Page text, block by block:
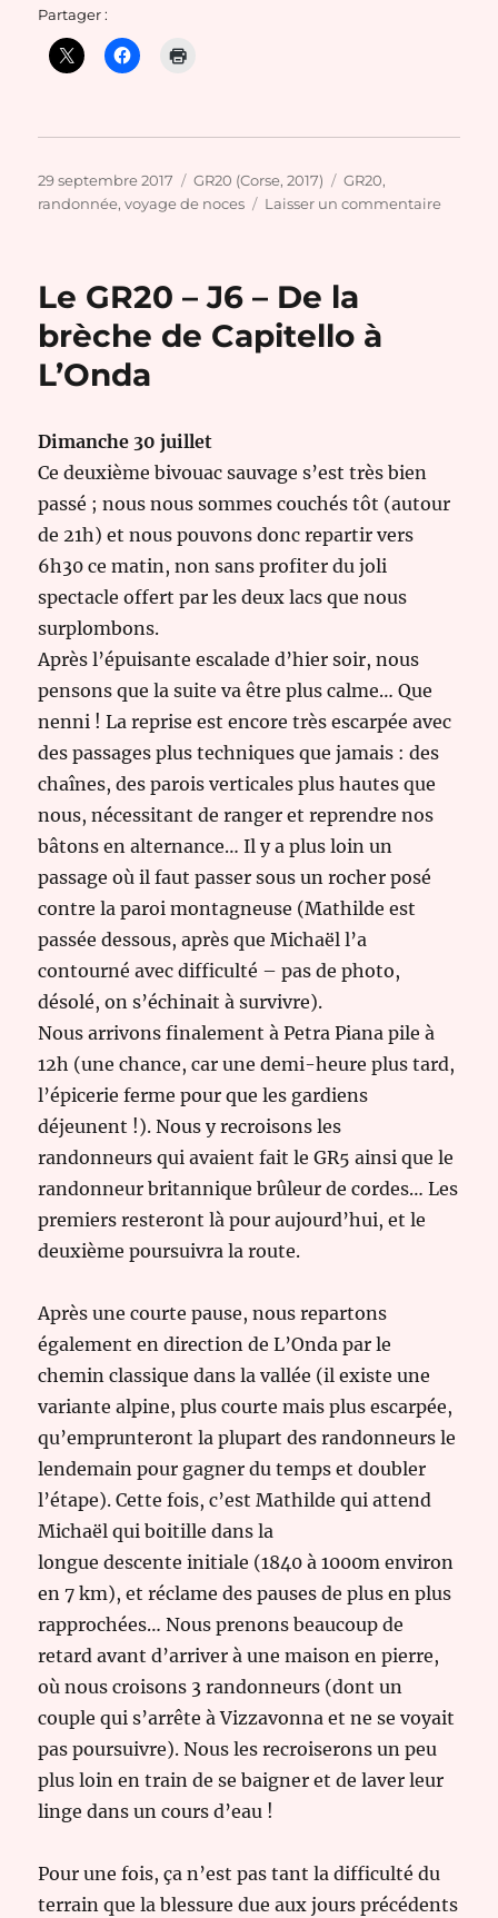
Partager :
Publié
le
29 septembre 2017 Catégories
GR20 (Corse, 2017) Étiquettes
GR20,
randonnée,voyage de noces Laisser un commentairesur
Le GR20 – J6 – De la
brèche de Capitello à
L’Onda
Dimanche 30 juillet
Ce deuxième bivouac sauvage s’est très bien
passé ; nous nous sommes couchés tôt (autour
de 21h) et nous pouvons donc repartir vers
6h30 ce matin, non sans profiter du joli
spectacle offert par les deux lacs que nous
surplombons.
Après l’épuisante escalade d’hier soir, nous
pensons que la suite va être plus calme… Que
nenni ! La reprise est encore très escarpée avec
des passages plus techniques que jamais : des
chaînes, des parois verticales plus hautes que
nous, nécessitant de ranger et reprendre nos
bâtons en alternance… Il y a plus loin un
passage où il faut passer sous un rocher posé
contre la paroi montagneuse (Mathilde est
passée dessous, après que Michaël l’a
contourné avec difficulté – pas de photo,
désolé, on s’échinait à survivre).
Nous arrivons finalement à Petra Piana pile à
12h (une chance, car une demi-heure plus tard,
l’épicerie ferme pour que les gardiens
déjeunent !). Nous y recroisons les
randonneurs qui avaient fait le GR5 ainsi que le
randonneur britannique brûleur de cordes… Les
premiers resteront là pour aujourd’hui, et le
deuxième poursuivra la route.
Après une courte pause, nous repartons
également en direction de L’Onda par le
chemin classique dans la vallée (il existe une
variante alpine, plus courte mais plus escarpée,
qu’emprunteront la plupart des randonneurs le
lendemain pour gagner du temps et doubler
l’étape). Cette fois, c’est Mathilde qui attend
Michaël qui boitille dans la
longue descente initiale (1840 à 1000m environ
en 7 km), et réclame des pauses de plus en plus
rapprochées… Nous prenons beaucoup de
retard avant d’arriver à une maison en pierre,
où nous croisons 3 randonneurs (dont un
couple qui s’arrête à Vizzavonna et ne se voyait
pas poursuivre). Nous les recroiserons un peu
plus loin en train de se baigner et de laver leur
linge dans un cours d’eau !
Pour une fois, ça n’est pas tant la difficulté du
terrain que la blessure due aux jours précédents